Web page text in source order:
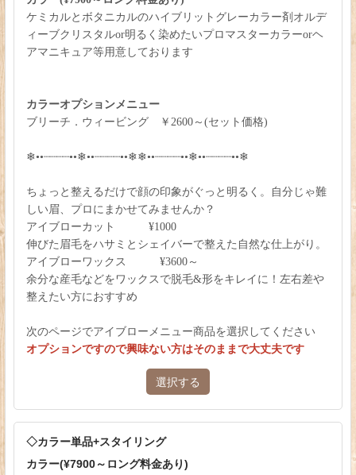
ケミカルとボタニカルのハイブリットグレーカラー剤オルデ
ィーブクリスタルor明るく染めたいプロマスターカラーorヘ
アマニキュア等用意しております
カラーオプションメニュー
ブリーチ．ウィービング ￥2600～(セット価格)
❄︎••┈┈┈┈••❄︎••┈┈┈┈••❄︎❄︎••┈┈┈┈••❄︎••┈┈┈┈••❄︎
ちょっと整えるだけで顔の印象がぐっと明るく。自分じゃ難
しい眉、プロにまかせてみませんか？
アイブローカット ¥1000
伸びた眉毛をハサミとシェイバーで整えた自然な仕上がり。
アイブローワックス ¥3600～
余分な産毛などをワックスで脱毛&形をキレイに！左右差や
整えたい方におすすめ
次のページでアイブローメニュー商品を選択してください
オプションですので興味ない方はそのままで大丈夫です
選択する
◇カラー単品+スタイリング
カラー(¥7900～ロング料金あり)